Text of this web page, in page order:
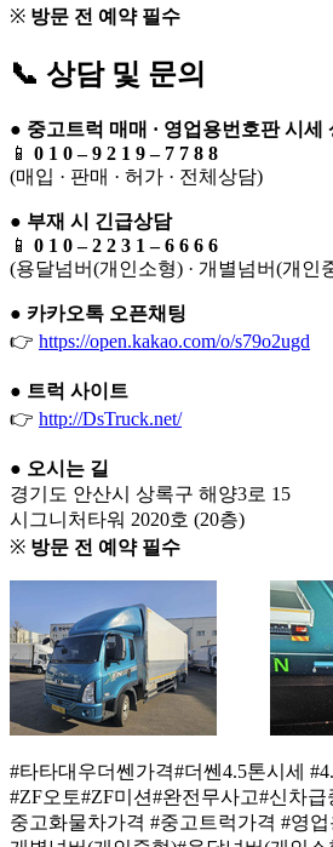
※ 방문 전 예약 필수
📞 상담 및 문의
● 중고트럭 매매 · 영업용번호판 시세
📱 0 1 0 – 9 2 1 9 – 7 7 8 8
(매입 · 판매 · 허가 · 전체상담)
● 부재 시 긴급상담
📱 0 1 0 – 2 2 3 1 – 6 6 6 6
(용달넘버(개인소형) · 개별넘버(개인
● 카카오톡 오픈채팅
👉 https://open.kakao.com/o/s79o2ugd
● 트럭 사이트
👉 http://DsTruck.net/
● 오시는 길
경기도 안산시 상록구 해양3로 15
시그니처타워 2020호 (20층)
※ 방문 전 예약 필수
#타타대우더쎈가격#더쎈4.5톤시세
#ZF오토#ZF미션#완전무사고#신차
중고화물차가격 #중고트럭가격 #영